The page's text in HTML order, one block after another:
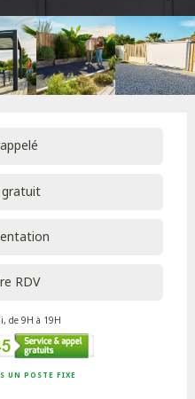
gratuit
RDV
de 9H à 19H
UN POSTE FIXE